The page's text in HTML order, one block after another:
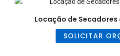
Locação de
SOLICITAR